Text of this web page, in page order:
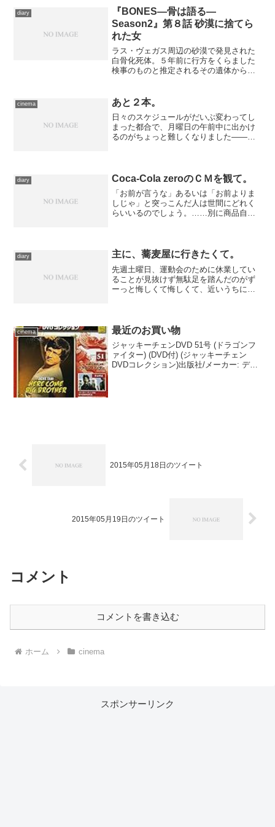
ぎ取った鮎川もついてくる...
diary
『BONES―骨は語る―
Season2』第８話 砂漠に捨てら
れた女
ラス・ヴェガス周辺の砂漠で発見された
白骨化死体。５年前に行方をくらました
検事のものと推定されるその遺体からほ
れるが、殺害された状況が特定できな
い。様々な事実から、女性の...
cinema あと２本。
日々のスケジュールがだいぶ変わってし
まった都合で、月曜日の午前中に出かけ
るのがちょっと難しくなりました――い
を運ぶのはちょっと難しい...
diary Coca-Cola zeroのＣＭを観て。
「お前が言うな」あるいは「お前よりま
しじゃ」と突っこんだ人は世間にどれく
らいいるのでしょう。……別に商品自体
diary 主に、蕎麦屋に行きたくて。
先週土曜日、運動会のために休業してい
ることが見抜けず無駄足を踏んだのがず
ーっと悔しくて悔しくて、近いうちに行
午前中に観たい作品がなか...
cinema 最近のお買い物
ジャッキーチェンDVD 51号 (ドラゴンフ
ァイター) (DVD付) (ジャッキーチェン
DVDコレクション)出版社/メーカー: デア
2015年05月18日のツイート
2015年05月19日のツイート
コメント
コメントを書き込む
ホーム cinema
スポンサーリンク